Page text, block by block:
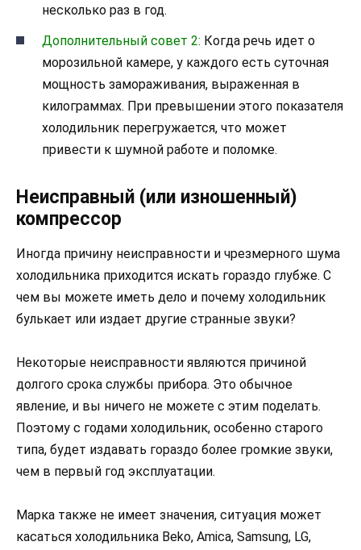
несколько раз в год.
Дополнительный совет 2: Когда речь идет о
морозильной камере, у каждого есть суточная
мощность замораживания, выраженная в
килограммах. При превышении этого показателя
холодильник перегружается, что может
привести к шумной работе и поломке.
Неисправный (или изношенный)
компрессор
Иногда причину неисправности и чрезмерного шума
холодильника приходится искать гораздо глубже. С
чем вы можете иметь дело и почему холодильник
булькает или издает другие странные звуки?
Некоторые неисправности являются причиной
долгого срока службы прибора. Это обычное
явление, и вы ничего не можете с этим поделать.
Поэтому с годами холодильник, особенно старого
типа, будет издавать гораздо более громкие звуки,
чем в первый год эксплуатации.
Марка также не имеет значения, ситуация может
касаться холодильника Beko, Amica, Samsung, LG,